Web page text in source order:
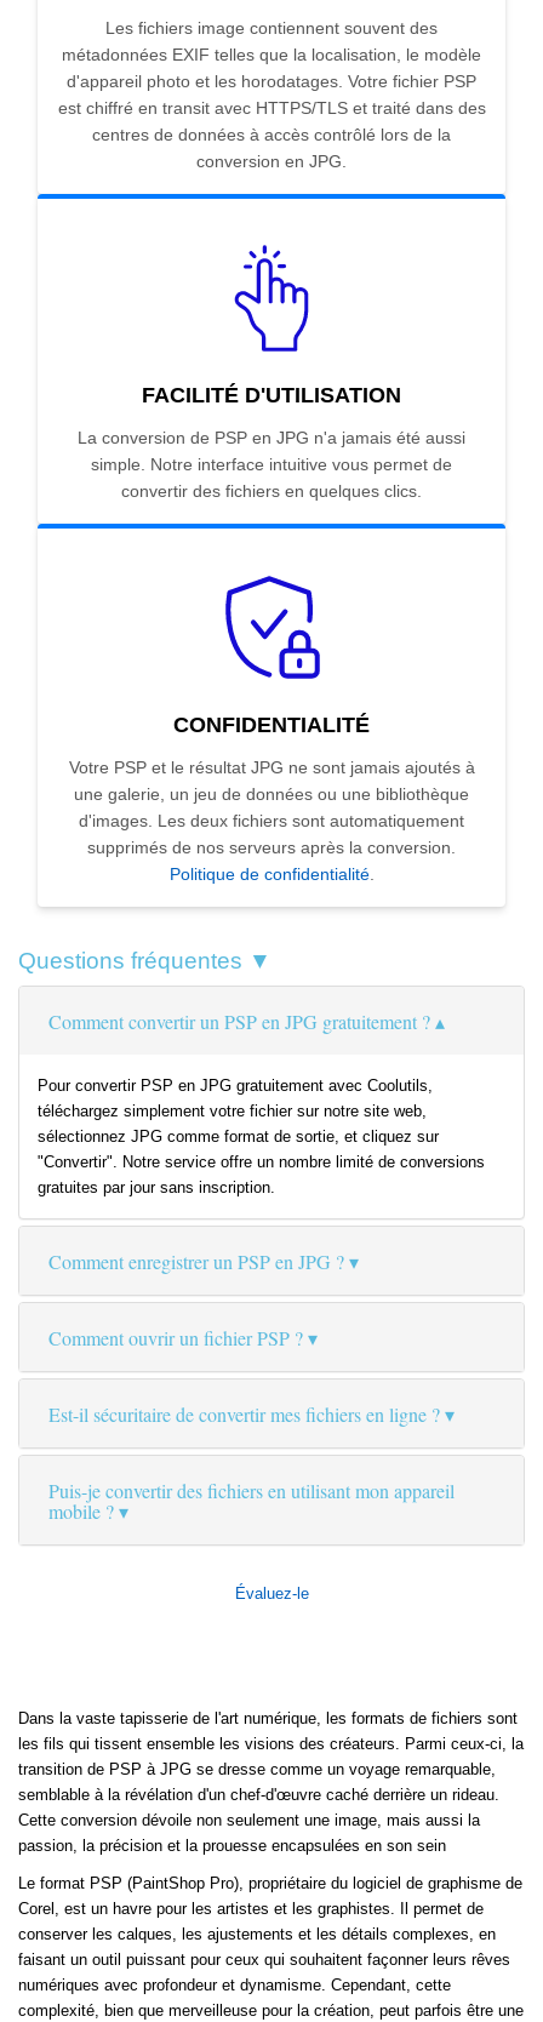
Les fichiers image contiennent souvent des
métadonnées EXIF telles que la localisation, le modèle
d'appareil photo et les horodatages. Votre fichier PSP
est chiffré en transit avec HTTPS/TLS et traité dans des
centres de données à accès contrôlé lors de la
conversion en JPG.
FACILITÉ D'UTILISATION
La conversion de PSP en JPG n'a jamais été aussi
simple. Notre interface intuitive vous permet de
convertir des fichiers en quelques clics.
CONFIDENTIALITÉ
Votre PSP et le résultat JPG ne sont jamais ajoutés à
une galerie, un jeu de données ou une bibliothèque
d'images. Les deux fichiers sont automatiquement
supprimés de nos serveurs après la conversion.
Politique de confidentialité.
Questions fréquentes ▼
Comment convertir un PSP en JPG gratuitement ?
Pour convertir PSP en JPG gratuitement avec Coolutils,
téléchargez simplement votre fichier sur notre site web,
sélectionnez JPG comme format de sortie, et cliquez sur
"Convertir". Notre service offre un nombre limité de conversions
gratuites par jour sans inscription.
Comment enregistrer un PSP en JPG ?
Comment ouvrir un fichier PSP ?
Est-il sécuritaire de convertir mes fichiers en ligne ?
Puis-je convertir des fichiers en utilisant mon appareil
mobile ?
Évaluez-le
Dans la vaste tapisserie de l'art numérique, les formats de fichiers sont
les fils qui tissent ensemble les visions des créateurs. Parmi ceux-ci, la
transition de PSP à JPG se dresse comme un voyage remarquable,
semblable à la révélation d'un chef-d'œuvre caché derrière un rideau.
Cette conversion dévoile non seulement une image, mais aussi la
passion, la précision et la prouesse encapsulées en son sein
Le format PSP (PaintShop Pro), propriétaire du logiciel de graphisme de
Corel, est un havre pour les artistes et les graphistes. Il permet de
conserver les calques, les ajustements et les détails complexes, en
faisant un outil puissant pour ceux qui souhaitent façonner leurs rêves
numériques avec profondeur et dynamisme. Cependant, cette
complexité, bien que merveilleuse pour la création, peut parfois être une